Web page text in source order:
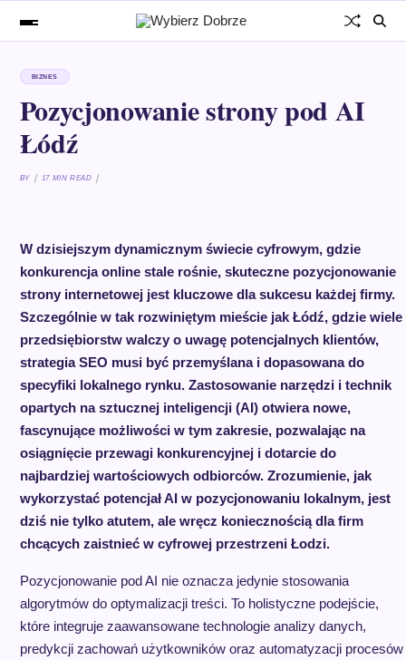
BIZNES
Pozycjonowanie strony pod AI
Łódź
BY 17 MIN READ
W dzisiejszym dynamicznym świecie cyfrowym, gdzie
konkurencja online stale rośnie, skuteczne pozycjonowanie
strony internetowej jest kluczowe dla sukcesu każdej firmy.
Szczególnie w tak rozwiniętym mieście jak Łódź, gdzie wiele
przedsiębiorstw walczy o uwagę potencjalnych klientów,
strategia SEO musi być przemyślana i dopasowana do
specyfiki lokalnego rynku. Zastosowanie narzędzi i technik
opartych na sztucznej inteligencji (AI) otwiera nowe,
fascynujące możliwości w tym zakresie, pozwalając na
osiągnięcie przewagi konkurencyjnej i dotarcie do
najbardziej wartościowych odbiorców. Zrozumienie, jak
wykorzystać potencjał AI w pozycjonowaniu lokalnym, jest
dziś nie tylko atutem, ale wręcz koniecznością dla firm
chcących zaistnieć w cyfrowej przestrzeni Łodzi.
Pozycjonowanie pod AI nie oznacza jedynie stosowania
algorytmów do optymalizacji treści. To holistyczne podejście,
które integruje zaawansowane technologie analizy danych,
predykcji zachowań użytkowników oraz automatyzacji procesów